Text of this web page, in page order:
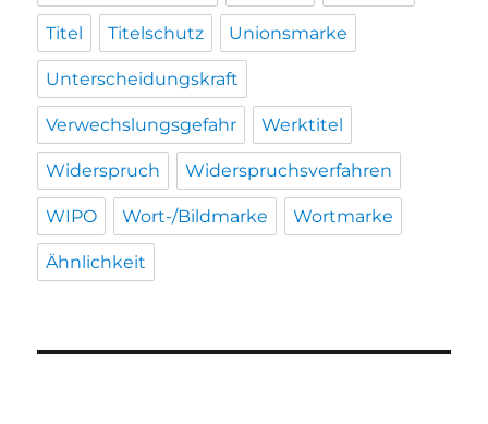
Titel Titelschutz Unionsmarke
Unterscheidungskraft
Verwechslungsgefahr Werktitel
Widerspruch Widerspruchsverfahren
WIPO Wort-/Bildmarke Wortmarke
Ähnlichkeit